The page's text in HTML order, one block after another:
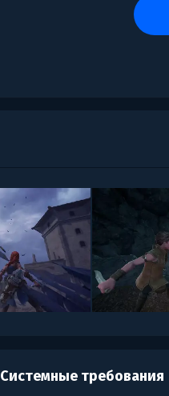
Системные требования